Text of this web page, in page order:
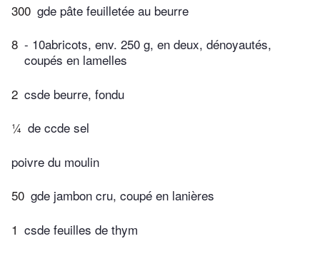
300 gde pâte feuilletée au beurre
8 - 10abricots, env. 250 g, en deux, dénoyautés,
coupés en lamelles
2 csde beurre, fondu
¼ de ccde sel
poivre du moulin
50 gde jambon cru, coupé en lanières
1 csde feuilles de thym